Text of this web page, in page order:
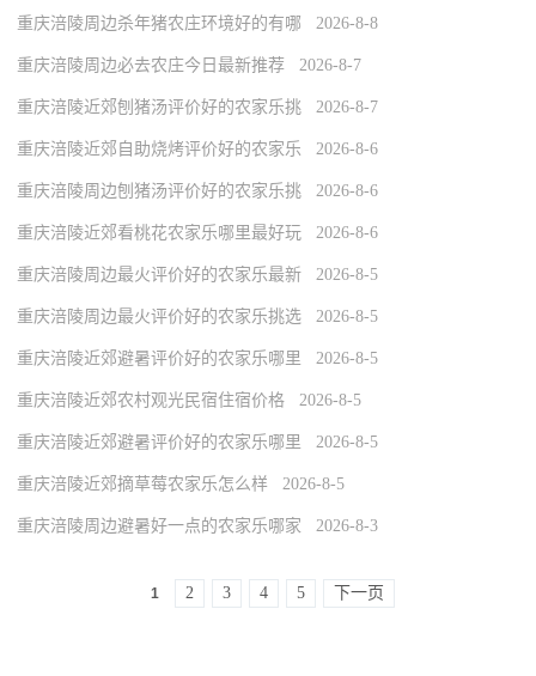
重庆涪陵周边杀年猪农庄环境好的有哪 2026-8-8
重庆涪陵周边必去农庄今日最新推荐 2026-8-7
重庆涪陵近郊刨猪汤评价好的农家乐挑 2026-8-7
重庆涪陵近郊自助烧烤评价好的农家乐 2026-8-6
重庆涪陵周边刨猪汤评价好的农家乐挑 2026-8-6
重庆涪陵近郊看桃花农家乐哪里最好玩 2026-8-6
重庆涪陵周边最火评价好的农家乐最新 2026-8-5
重庆涪陵周边最火评价好的农家乐挑选 2026-8-5
重庆涪陵近郊避暑评价好的农家乐哪里 2026-8-5
重庆涪陵近郊农村观光民宿住宿价格 2026-8-5
重庆涪陵近郊避暑评价好的农家乐哪里 2026-8-5
重庆涪陵近郊摘草莓农家乐怎么样 2026-8-5
重庆涪陵周边避暑好一点的农家乐哪家 2026-8-3
1 2 3 4 5 下一页